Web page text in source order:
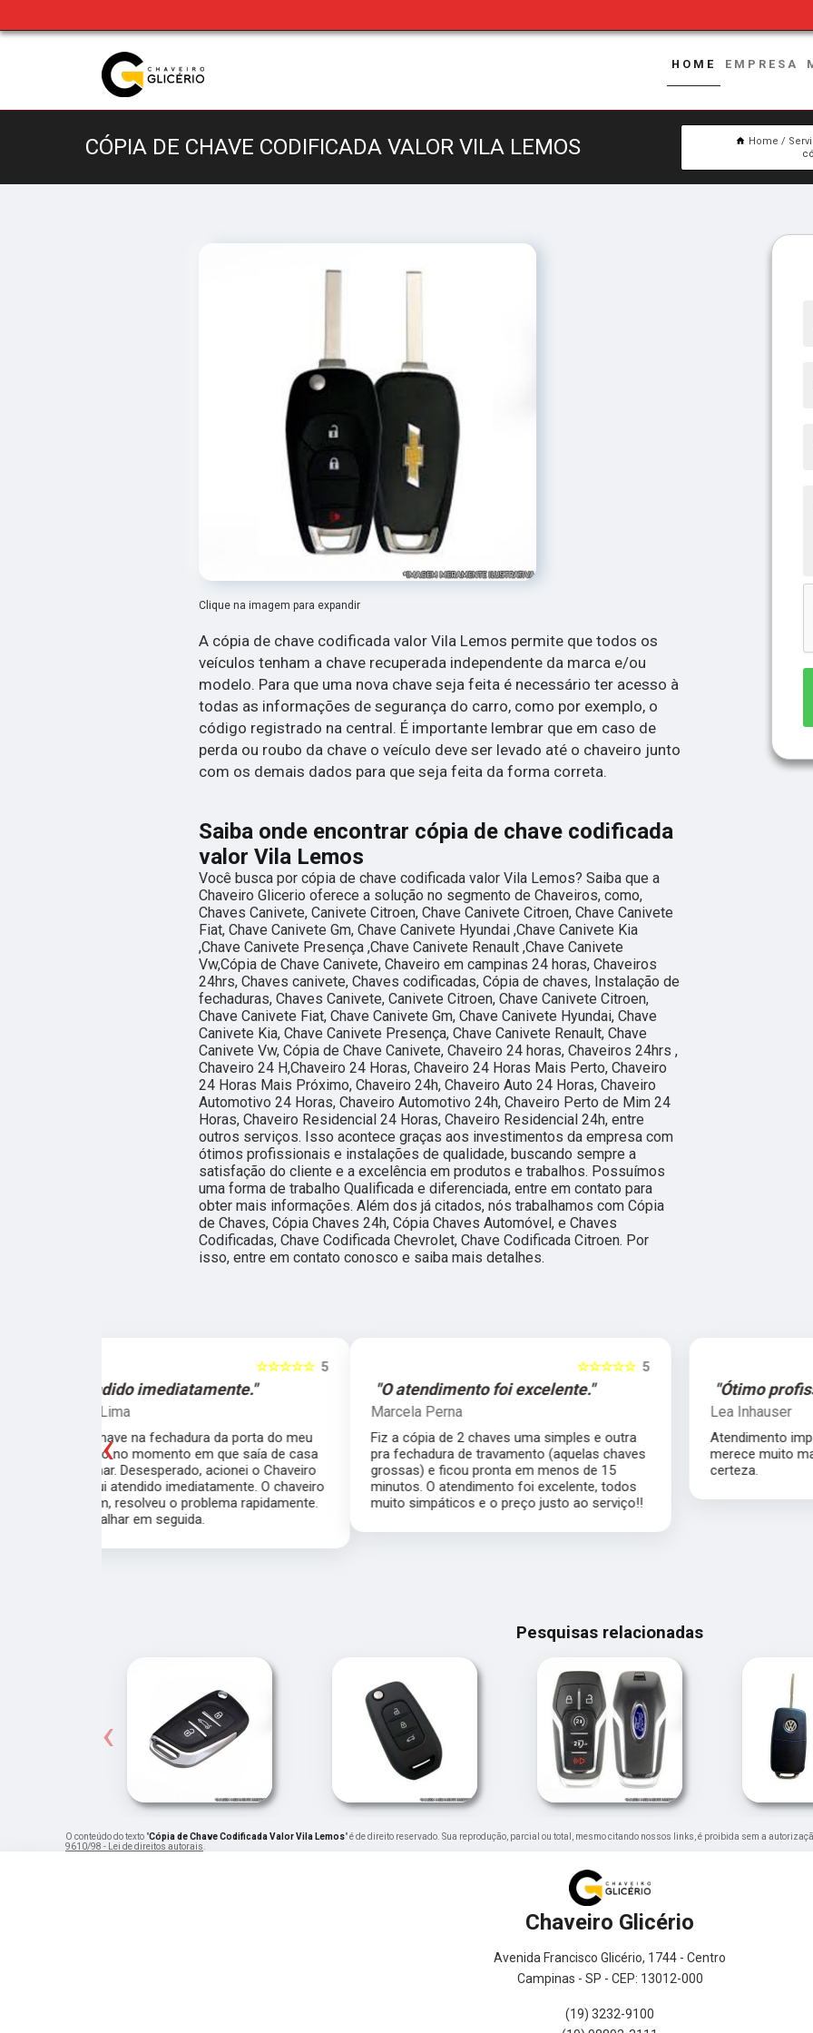
HOME EMPRESA
CÓPIA DE CHAVE CODIFICADA VALOR VILA LEMOS Home
Clique na imagem para expandir
A cópia de chave codificada valor Vila Lemos permite que todos os
veículos tenham a chave recuperada independente da marca e/ou
modelo. Para que uma nova chave seja feita é necessário ter acesso à
todas as informações de segurança do carro, como por exemplo, o
código registrado na central. É importante lembrar que em caso de
perda ou roubo da chave o veículo deve ser levado até o chaveiro junto
com os demais dados para que seja feita da forma correta.
Saiba onde encontrar cópia de chave codificada
valor Vila Lemos
Você busca por cópia de chave codificada valor Vila Lemos? Saiba que a
Chaveiro Glicerio oferece a solução no segmento de Chaveiros, como,
Chaves Canivete, Canivete Citroen, Chave Canivete Citroen, Chave Canivete
Fiat, Chave Canivete Gm, Chave Canivete Hyundai ,Chave Canivete Kia
,Chave Canivete Presença ,Chave Canivete Renault ,Chave Canivete
Vw,Cópia de Chave Canivete, Chaveiro em campinas 24 horas, Chaveiros
24hrs, Chaves canivete, Chaves codificadas, Cópia de chaves, Instalação de
fechaduras, Chaves Canivete, Canivete Citroen, Chave Canivete Citroen,
Chave Canivete Fiat, Chave Canivete Gm, Chave Canivete Hyundai, Chave
Canivete Kia, Chave Canivete Presença, Chave Canivete Renault, Chave
Canivete Vw, Cópia de Chave Canivete, Chaveiro 24 horas, Chaveiros 24hrs ,
Chaveiro 24 H,Chaveiro 24 Horas, Chaveiro 24 Horas Mais Perto, Chaveiro
24 Horas Mais Próximo, Chaveiro 24h, Chaveiro Auto 24 Horas, Chaveiro
Automotivo 24 Horas, Chaveiro Automotivo 24h, Chaveiro Perto de Mim 24
Horas, Chaveiro Residencial 24 Horas, Chaveiro Residencial 24h, entre
outros serviços. Isso acontece graças aos investimentos da empresa com
ótimos profissionais e instalações de qualidade, buscando sempre a
satisfação do cliente e a excelência em produtos e trabalhos. Possuímos
uma forma de trabalho Qualificada e diferenciada, entre em contato para
obter mais informações. Além dos já citados, nós trabalhamos com Cópia
de Chaves, Cópia Chaves 24h, Cópia Chaves Automóvel, e Chaves
Codificadas, Chave Codificada Chevrolet, Chave Codificada Citroen. Por
isso, entre em contato conosco e saiba mais detalhes.
"O atendimento foi excelente."
Fiz a cópia de 2 chaves uma simples e outra
pra fechadura de travamento (aquelas chaves
grossas) e ficou pronta em menos de 15
minutos. O atendimento foi excelente, todos
muito simpáticos e o preço justo ao serviço!!
"Ótimo profissional."
Atendimento impecável, ótimo profissional
merece muito mais que 5 estrelas com
certeza.
‹
Pesquisas relacionadas
‹
O conteúdo do texto "Cópia de Chave Codificada Valor Vila Lemos" é de direito reservado. Sua reprodução, parcial ou total, mesmo citando nossos links, é proibida sem a
9610/98 - Lei de direitos autorais.
Chaveiro Glicério
Avenida Francisco Glicério, 1744 - Centro
Campinas - SP - CEP: 13012-000
(19) 3232-9100